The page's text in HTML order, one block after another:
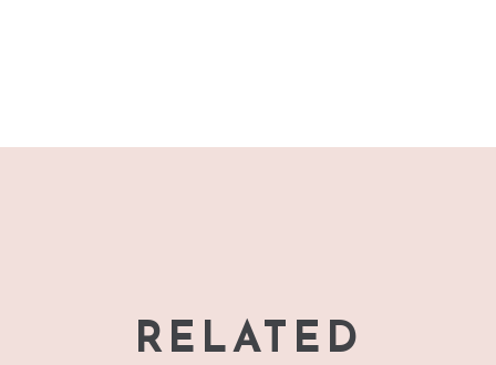
RELATED